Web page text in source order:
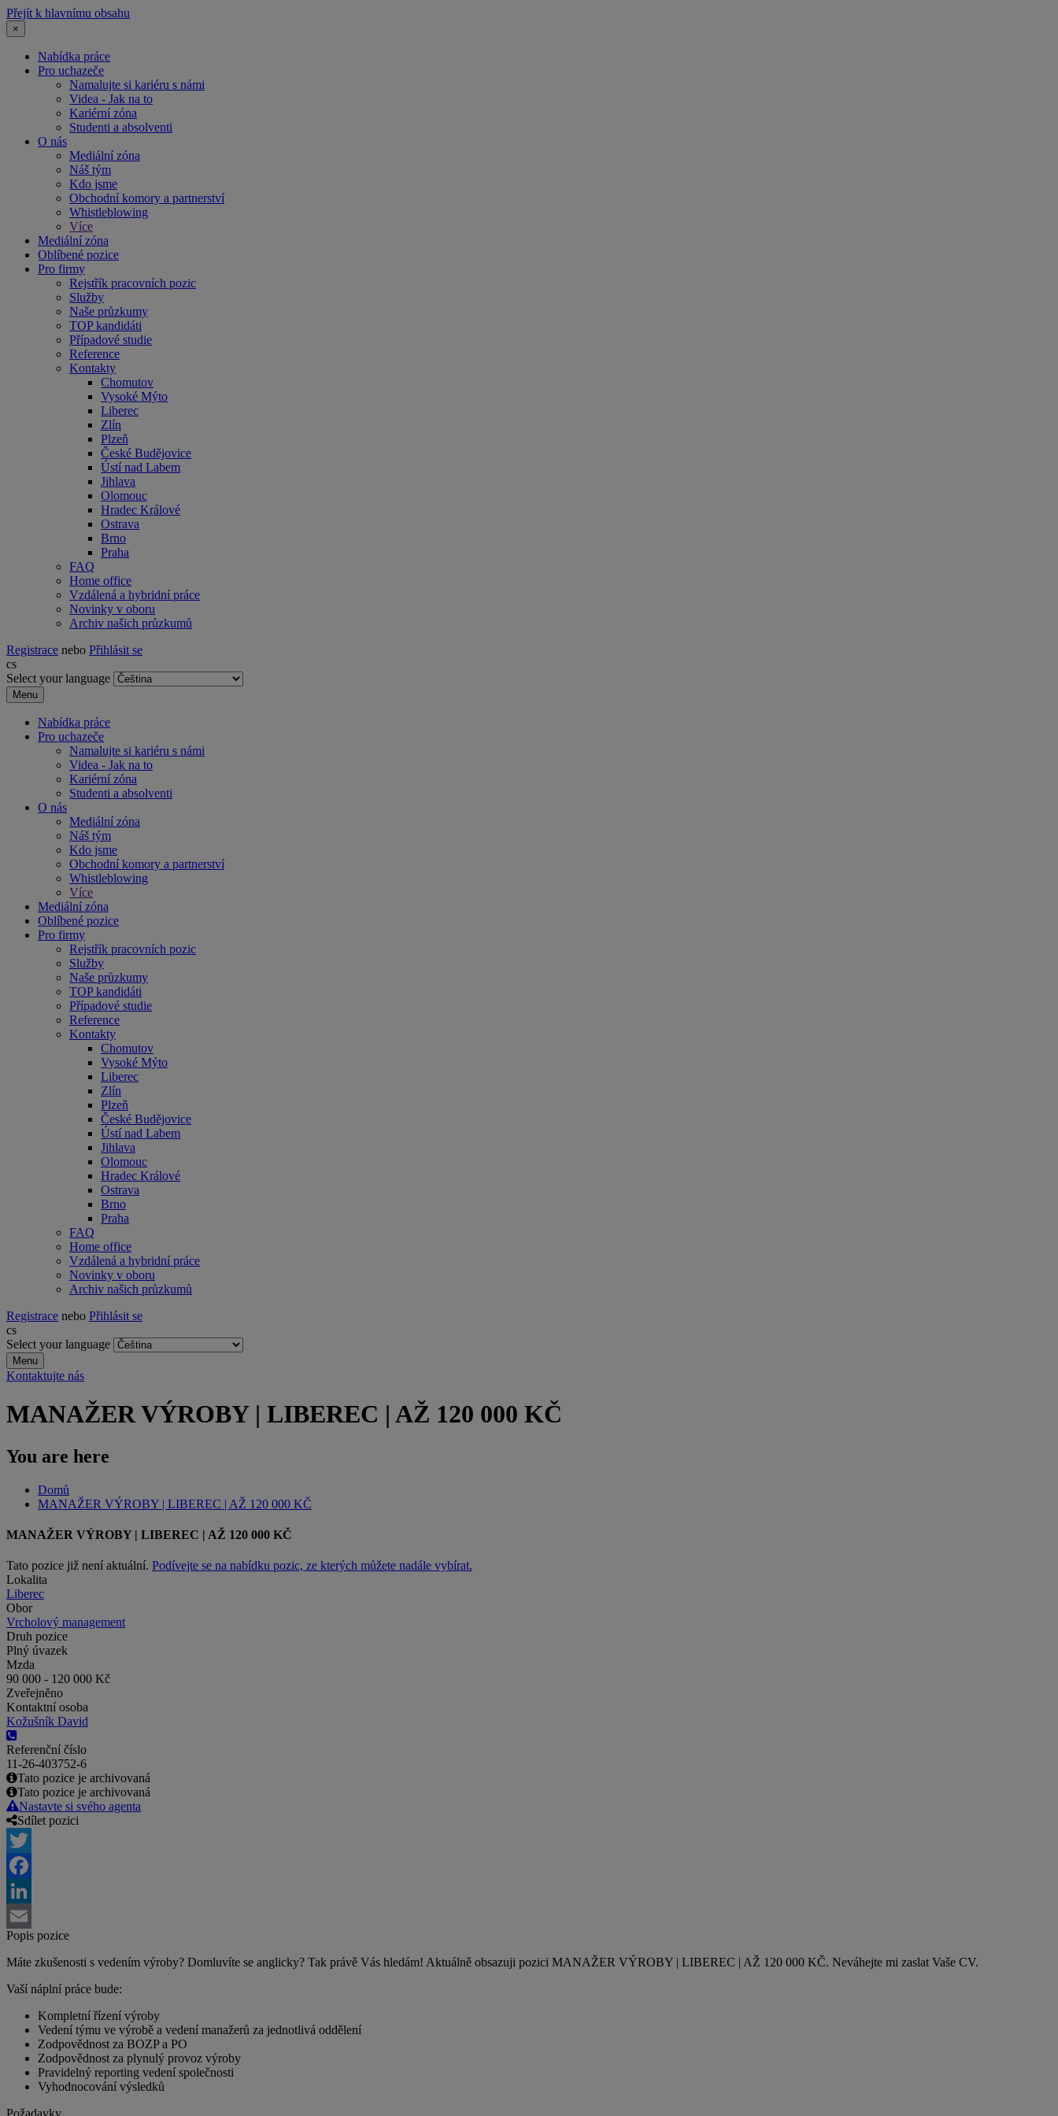
Přejít k hlavnímu obsahu
×
Nabídka práce
Pro uchazeče
Namalujte si kariéru s námi
Videa - Jak na to
Kariérní zóna
Studenti a absolventi
O nás
Mediální zóna
Náš tým
Kdo jsme
Obchodní komory a partnerství
Whistleblowing
Více
Mediální zóna
Oblíbené pozice
Pro firmy
Rejstřík pracovních pozic
Služby
Naše průzkumy
TOP kandidáti
Případové studie
Reference
Kontakty
Chomutov
Vysoké Mýto
Liberec
Zlín
Plzeň
České Budějovice
Ústí nad Labem
Jihlava
Olomouc
Hradec Králové
Ostrava
Brno
Praha
FAQ
Home office
Vzdálená a hybridní práce
Novinky v oboru
Archiv našich průzkumů
Registrace nebo Přihlásit se
cs
Select your language
Menu
Nabídka práce
Pro uchazeče
Namalujte si kariéru s námi
Videa - Jak na to
Kariérní zóna
Studenti a absolventi
O nás
Mediální zóna
Náš tým
Kdo jsme
Obchodní komory a partnerství
Whistleblowing
Více
Mediální zóna
Oblíbené pozice
Pro firmy
Rejstřík pracovních pozic
Služby
Naše průzkumy
TOP kandidáti
Případové studie
Reference
Kontakty
Chomutov
Vysoké Mýto
Liberec
Zlín
Plzeň
České Budějovice
Ústí nad Labem
Jihlava
Olomouc
Hradec Králové
Ostrava
Brno
Praha
FAQ
Home office
Vzdálená a hybridní práce
Novinky v oboru
Archiv našich průzkumů
Registrace nebo Přihlásit se
cs
Select your language
Menu
Kontaktujte nás
MANAŽER VÝROBY | LIBEREC | AŽ 120 000 KČ
You are here
Domů
MANAŽER VÝROBY | LIBEREC | AŽ 120 000 KČ
MANAŽER VÝROBY | LIBEREC | AŽ 120 000 KČ
Tato pozice již není aktuální. Podívejte se na nabídku pozic, ze kterých můžete nadále vybírat.
Lokalita
Liberec
Obor
Vrcholový management
Druh pozice
Plný úvazek
Mzda
90 000 - 120 000 Kč
Zveřejněno
Kontaktní osoba
Kožušník David
Referenční číslo
11-26-403752-6
Tato pozice je archivovaná
Tato pozice je archivovaná
Nastavte si svého agenta
Sdílet pozici
Twitter
Facebook
LinkedIn
Email
Popis pozice
Máte zkušenosti s vedením výroby? Domluvíte se anglicky? Tak právě Vás hledám! Aktuálně obsazuji pozici MANAŽER VÝROBY | LIBEREC | AŽ 120 000 KČ. Neváhejte mi zaslat Vaše CV.
Vaší náplní práce bude:
Kompletní řízení výroby
Vedení týmu ve výrobě a vedení manažerů za jednotlivá oddělení
Zodpovědnost za BOZP a PO
Zodpovědnost za plynulý provoz výroby
Pravidelný reporting vedení společnosti
Vyhodnocování výsledků